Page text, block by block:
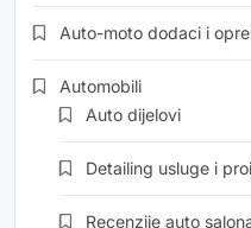
Auto-moto dodaci i
Automobili
Auto dijelovi
Detailing usluge i
Recenzije auto